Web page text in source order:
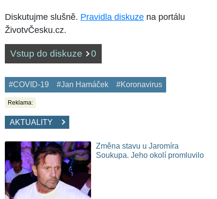
Diskutujme slušně. Pravidla diskuze na portálu
ŽivotvČesku.cz.
Vstup do diskuze 0
#COVID-19 #Jan Hamáček #Koronavirus
Reklama:
AKTUALITY
Změna stavu u Jaromíra
Soukupa. Jeho okolí promluvilo